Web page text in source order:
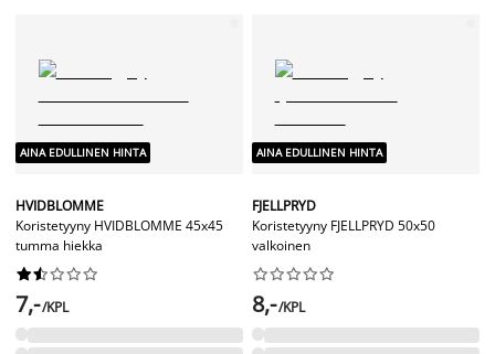
AINA EDULLINEN HINTA
HVIDBLOMME
Koristetyyny HVIDBLOMME 45x45
tumma hiekka






7,-/KPL
AINA EDULLINEN HINTA
FJELLPRYD
Koristetyyny FJELLPRYD 50x50
valkoinen






8,-/KPL